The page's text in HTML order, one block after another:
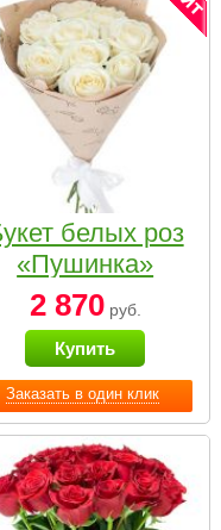
Заказать в один клик
белых роз
«Пушинка»
2 870руб.
Купить